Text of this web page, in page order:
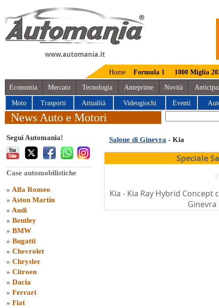
www.automania.it
Home Formula 1 1000 Miglia
Economia Mercato Tecnologia Anteprime Novità
Moto Trasporti Attualità Videogiochi Eventi
News Auto e Motori
Segui Automania!
Case automobilistiche
» Alfa Romeo
» Aston Martin
» Audi
» Bentley
» BMW
» Bugatti
» Chevrolet
» Chrysler
» Citroen
» Dacia
» Ferrari
» Fiat
Salone di Ginevra - Kia
Speciale
Kia - Kia Ray Hybrid